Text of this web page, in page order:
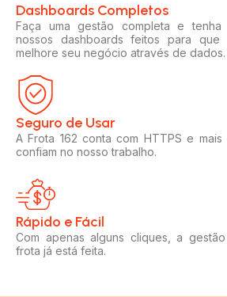
Dashboards Completos​​
Faça uma gestão completa e tenha
nossos dashboards feitos para que
melhore seu negócio através de dados.
Seguro de Usar​
A Frota 162 conta com HTTPS e
confiam no nosso trabalho.
Rápido e Fácil​
Com apenas alguns cliques, a
frota já está feita.